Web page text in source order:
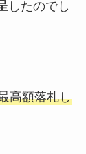
したのでし
高額落札し